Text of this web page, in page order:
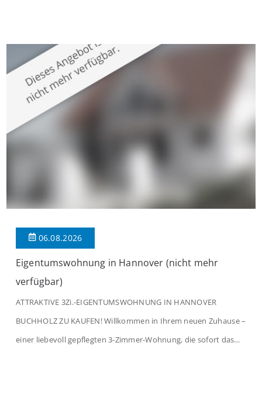
großzügige Räume und eine hochwertige Ausstattung, die
modernen Wohnkomfort mit einem stilvollen Ambiente
verbindet. Der […]
06.08.2026
Eigentumswohnung in Hannover (nicht mehr
verfügbar)
ATTRAKTIVE 3Zi.-EIGENTUMSWOHNUNG IN HANNOVER
BUCHHOLZ ZU KAUFEN! Willkommen in Ihrem neuen Zuhause –
einer liebevoll gepflegten 3-Zimmer-Wohnung, die sofort das